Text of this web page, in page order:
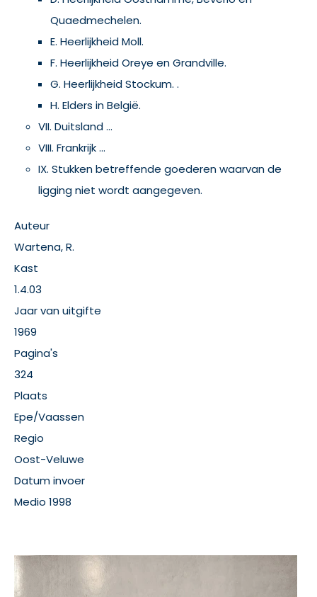
Quaedmechelen.
E. Heerlijkheid Moll.
F. Heerlijkheid Oreye en Grandville.
G. Heerlijkheid Stockum. .
H. Elders in België.
VII. Duitsland ...
VIII. Frankrijk ...
IX. Stukken betreffende goederen waarvan de
ligging niet wordt aangegeven.
Auteur
Wartena, R.
Kast
1.4.03
Jaar van uitgifte
1969
Pagina's
324
Plaats
Epe/Vaassen
Regio
Oost-Veluwe
Datum invoer
Medio 1998